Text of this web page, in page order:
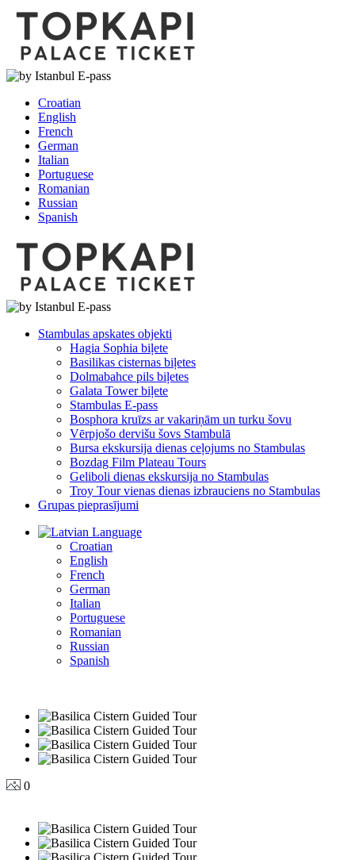
Croatian
English
French
German
Italian
Portuguese
Romanian
Russian
Spanish
Stambulas apskates objekti
Hagia Sophia biļete
Basilikas cisternas biļetes
Dolmabahce pils biļetes
Galata Tower biļete
Stambulas E-pass
Bosphora kruīzs ar vakariņām un turku šovu
Vērpjošo dervišu šovs Stambulā
Bursa ekskursija dienas ceļojums no Stambulas
Bozdag Film Plateau Tours
Geliboli dienas ekskursija no Stambulas
Troy Tour vienas dienas izbrauciens no Stambulas
Grupas pieprasījumi
Language
Croatian
English
French
German
Italian
Portuguese
Romanian
Russian
Spanish
0